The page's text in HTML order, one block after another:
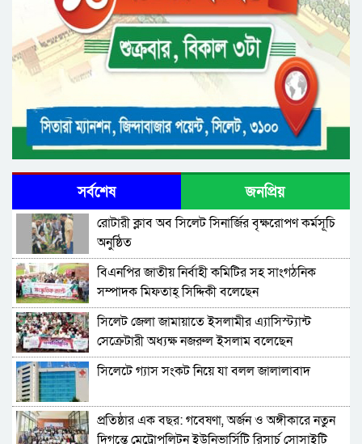
সর্বশেষ জনপ্রিয়
রোটারী ক্লাব অব সিলেট সিনার্জির বৃক্ষরোপণ কর্মসূচি
অনুষ্ঠিত
বিএনপির জাতীয় নির্বাহী কমিটির সহ সাংগঠনিক
সম্পাদক মিফতাহ্ সিদ্দিকী বলেছেন
সিলেট জেলা জামায়াতে ইসলামীর এ্যাসিস্ট্যান্ট
সেক্রেটারী অধ্যক্ষ নজরুল ইসলাম বলেছেন
সিলেটে গ্যাস সংকট নিয়ে যা বলল জালালাবাদ
প্রতিষ্ঠার এক বছর: গবেষণা, অর্জন ও অঙ্গীকারে নতুন
দিগন্তে মেট্রোপলিটন ইউনিভার্সিটি রিসার্চ সোসাইটি